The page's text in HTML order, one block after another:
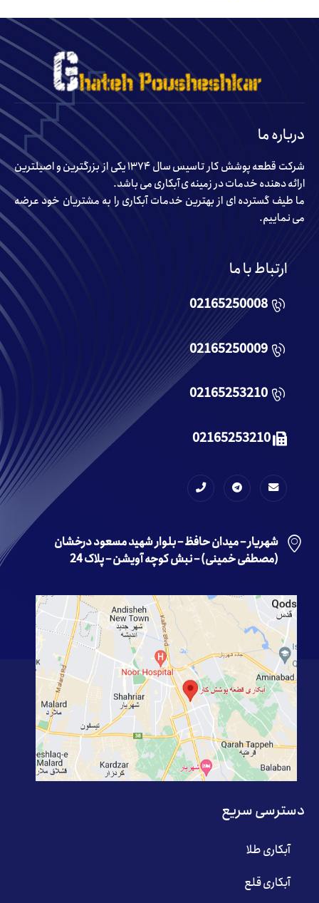
درباره ما
شرکت قطعه پوشش کار تاسیس سال ۱۳۷۴ یکی از بزرگترین و اصیلترین
ارائه دهنده خدمات در زمینه ی آبکاری می باشد.
ما طیف گسترده ای از بهترین خدمات آبکاری را به مشتریان خود عرضه
می نماییم.
ارتباط با ما
02165250008
02165250009
02165253210
02165253210
شهریار – میدان حافظ – بلوار شهید مسعود درخشان
(مصطفی خمینی) – نبش کوچه آویشن – پلاک 24
دسترسی سریع
آبکاری طلا
آبکاری قلع